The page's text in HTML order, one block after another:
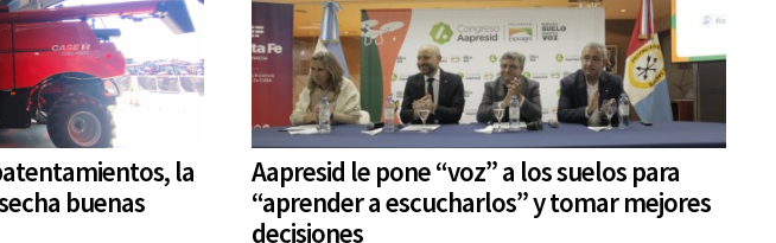
la
buenas
Aapresid le pone “voz” a los suelos para
“aprender a escucharlos” y tomar mejores
decisiones